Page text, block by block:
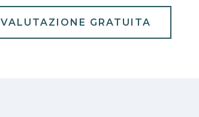
VALUTAZIONE GRATUITA